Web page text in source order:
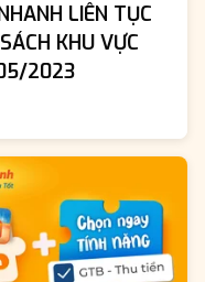
LIÊN TỤC
KHU VỰC
2023